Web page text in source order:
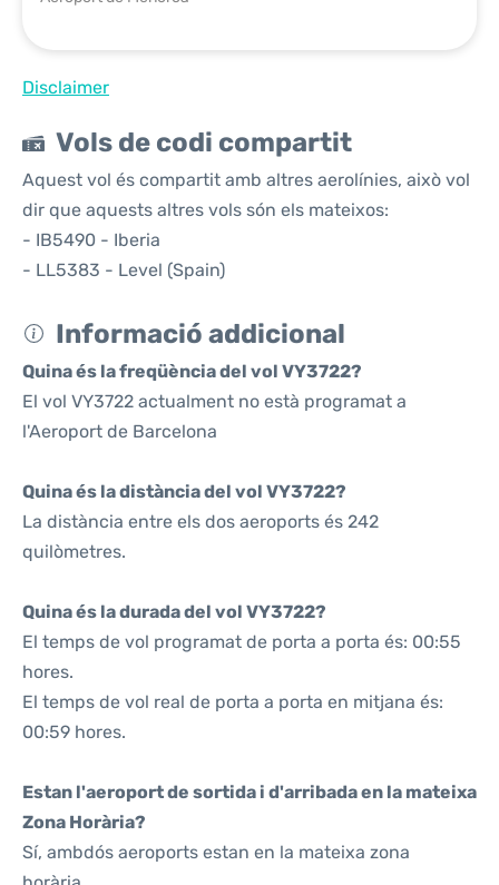
Disclaimer
Vols de codi compartit
Aquest vol és compartit amb altres aerolínies, això vol
dir que aquests altres vols són els mateixos:
- IB5490 - Iberia
- LL5383 - Level (Spain)
Informació addicional
Quina és la freqüència del vol VY3722?
El vol VY3722 actualment no està programat a
l'Aeroport de Barcelona
Quina és la distància del vol VY3722?
La distància entre els dos aeroports és 242
quilòmetres.
Quina és la durada del vol VY3722?
El temps de vol programat de porta a porta és: 00:55
hores.
El temps de vol real de porta a porta en mitjana és:
00:59 hores.
Estan l'aeroport de sortida i d'arribada en la mateixa
Zona Horària?
Sí, ambdós aeroports estan en la mateixa zona